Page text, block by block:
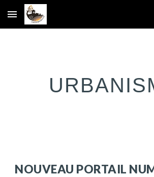
Skip to main content
NOUVEAU PORTAIL